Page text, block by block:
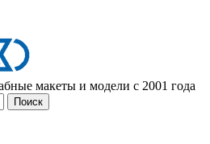
макеты и модели с 2001 года
Поиск